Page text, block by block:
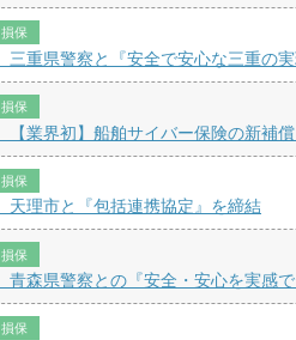
損保
三重県警察と『安全で安心な三重の
損保
【業界初】船舶サイバー保険の新補
損保
天理市と『包括連携協定』を締結
損保
青森県警察との『安全・安心を実感
損保